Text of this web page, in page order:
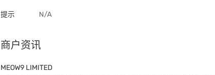
提示 N/A
商户资讯
MEOW9 LIMITED